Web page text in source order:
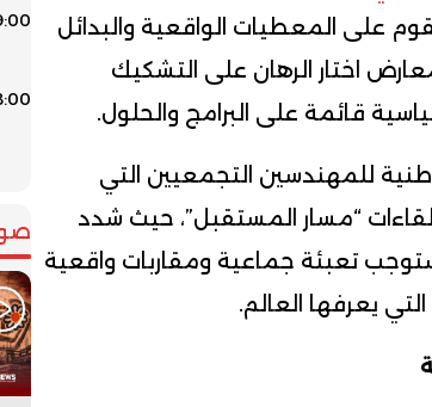
على المعطيات الواقعية والبدائل
اختار الرهان على التشكيك
قائمة على البرامج والحلول.
للمهندسين التجمعيين التي
“مسار المستقبل”، حيث شدد
تعبئة جماعية ومقاربات واقعية
يعرفها العالم.